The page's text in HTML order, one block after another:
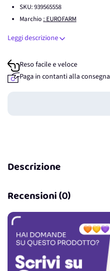
SKU:939565558
Marchio : EUROFARM
Leggi descrizione
Reso facile e veloce
Paga in contanti alla consegna
Descrizione
Recensioni (0)